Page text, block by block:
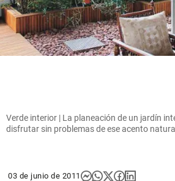
Verde interior | La planeación de un jardín
disfrutar sin problemas de ese acento
03 de junio de 2011